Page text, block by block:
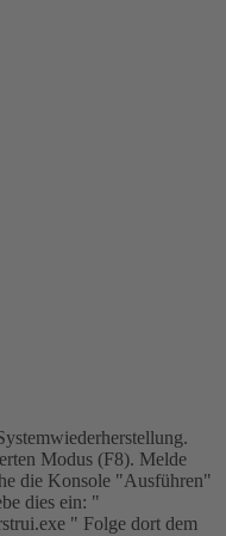
Modus (F8). Melde
die Konsole "Ausführen"
dies ein: "
" Folge dort dem